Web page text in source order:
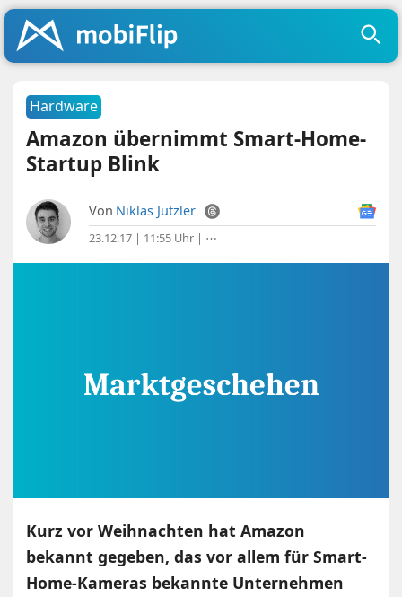
Hardware
Amazon übernimmt Smart-Home-
Startup Blink
Von Niklas Jutzler
23.12.17 | 11:55 Uhr | ⋯
Kurz vor Weihnachten hat Amazon
bekannt gegeben, das vor allem für Smart-
Home-Kameras bekannte Unternehmen